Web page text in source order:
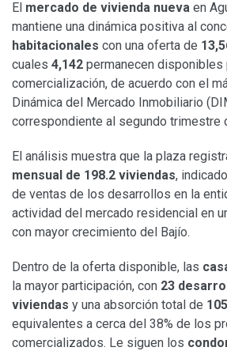
El mercado de vivienda nueva en
mantiene una dinámica positiva al
habitacionales con una oferta de
cuales 4,142 permanecen disponibles
comercialización, de acuerdo con el
Dinámica del Mercado Inmobiliario
correspondiente al segundo trimestre
El análisis muestra que la plaza
mensual de 198.2 viviendas,
de ventas de los desarrollos en la
actividad del mercado residencial en
con mayor crecimiento del Bajío.
Dentro de la oferta disponible, las
la mayor participación, con 23
viviendas y una absorción total de
equivalentes a cerca del 38% de los
comercializados. Le siguen los